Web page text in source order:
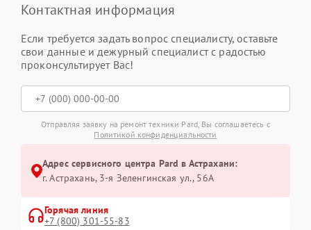
Контактная информация
Если требуется задать вопрос специалисту, оставьте
свои данные и дежурный специалист с радостью
проконсультирует Вас!
Отправляя заявку на ремонт техники Pard, Вы соглашаетесь с
Политикой конфиденциальности
Адрес сервисного центра Pard в Астрахани:
г. Астрахань, 3-я Зеленгинская ул., 56А
Горячая линия
+7 (800) 301-55-83